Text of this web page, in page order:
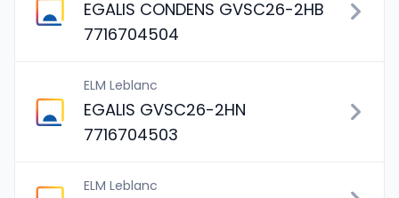
EGALIS CONDENS GVSC26-2HB
7716704504
ELM Leblanc
EGALIS GVSC26-2HN
7716704503
ELM Leblanc